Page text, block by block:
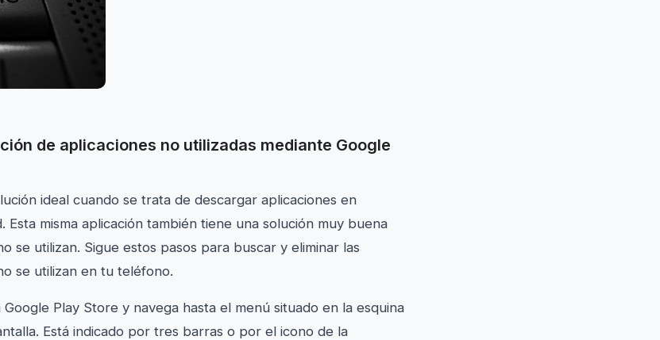
de aplicaciones no utilizadas mediante Google
ideal cuando se trata de descargar aplicaciones en
misma aplicación también tiene una solución muy buena
se utilizan. Sigue estos pasos para buscar y eliminar las
se utilizan en tu teléfono.
Play Store y navega hasta el menú situado en la esquina
Está indicado por tres barras o por el icono de la